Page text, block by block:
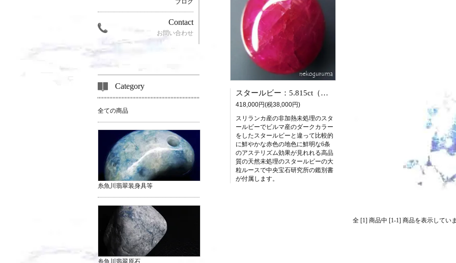
スタールビー：5.815ct（非加熱：中央宝石研究所鑑別書付属）
418,000円(税38,000円)
スリランカ産の非加熱未処理のスタ
ールビーでビルマ産のダークカラー
をしたスタールビーと違って比較的
に鮮やかな赤色の地色に鮮明な6条
のアステリズム効果が見れれる高品
質の天然未処理のスタールビーの大
粒ルースで中央宝石研究所の鑑別書
が付属します。
全 [1] 商品中 [1-1] 商品を表示してい
ブログ
Contact
お問い合わせ
Category
全ての商品
糸魚川翡翠装身具等
糸魚川翡翠原石